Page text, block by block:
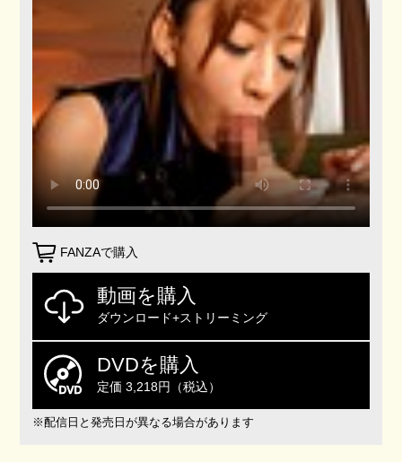
FANZAで購入
動画を購入
ダウンロード+ストリーミング
DVDを購入
定価 3,218円（税込）
※配信日と発売日が異なる場合があります